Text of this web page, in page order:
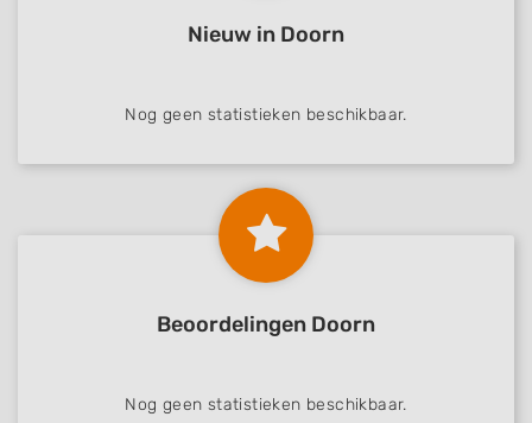
Nieuw in Doorn
Nog geen statistieken beschikbaar.
Beoordelingen Doorn
Nog geen statistieken beschikbaar.